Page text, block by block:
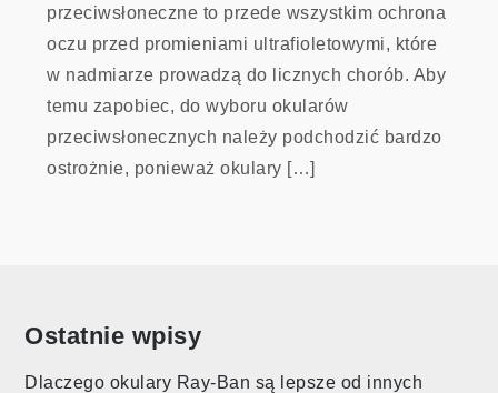
przeciwsłoneczne to przede wszystkim ochrona
oczu przed promieniami ultrafioletowymi, które
w nadmiarze prowadzą do licznych chorób. Aby
temu zapobiec, do wyboru okularów
przeciwsłonecznych należy podchodzić bardzo
ostrożnie, ponieważ okulary […]
Ostatnie wpisy
Dlaczego okulary Ray-Ban są lepsze od innych